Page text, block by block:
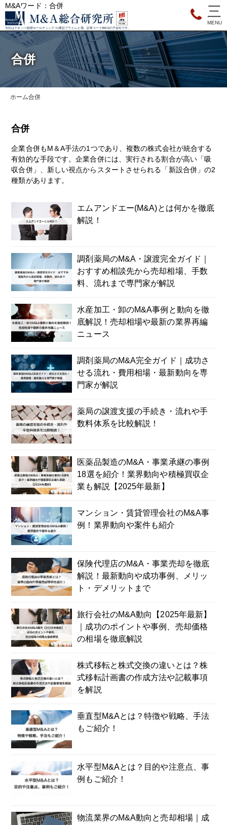
M&Aワード：合併
当社はクオンツ総研ホールディングス(東証プライム上場、証券コード9552)の子会社です。
合併
ホーム合併
合併
企業合併もM＆A手法の1つであり、複数の株式会社が統合する
有効的な手段です。企業合併には、実行される割合が高い「吸
収合併」、新しい視点からスタートさせられる「新設合併」の2
種類があります。
エムアンドエー(M&A)とは何かを徹底
解説！
調剤薬局のM&A・譲渡完全ガイド｜
おすすめ相談先から売却相場、手数
料、流れまで専門家が解説
水産加工・卸のM&A事例と動向を徹
底解説！売却相場や最新の業界再編
ニュース
調剤薬局のM&A完全ガイド｜成功さ
せる流れ・費用相場・最新動向を専
門家が解説
薬局の譲渡支援の手続き・流れや手
数料体系を比較解説！
医薬品製造のM&A・事業承継の事例
18選を紹介！業界動向や積極買収企
業も解説【2025年最新】
マンション・賃貸管理会社のM&A事
例！業界動向や案件も紹介
保険代理店のM&A・事業売却を徹底
解説！最新動向や成功事例、メリッ
ト・デメリットまで
旅行会社のM&A動向【2025年最新】
｜成功のポイントや事例、売却価格
の相場を徹底解説
株式移転と株式交換の違いとは？株
式移転計画書の作成方法や記載事項
を解説
垂直型M&Aとは？特徴や戦略、手法
もご紹介！
水平型M&Aとは？目的や注意点、事
例もご紹介！
物流業界のM&A動向と売却相場｜成